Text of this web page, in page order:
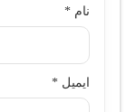
نام *
ایمیل *